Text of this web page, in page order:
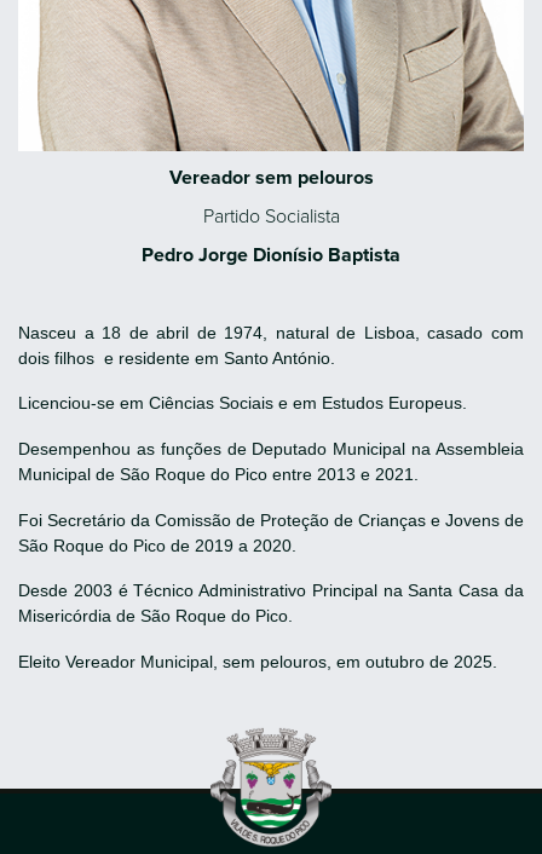
Vereador sem pelouros
Partido Socialista
Pedro Jorge Dionísio Baptista
Nasceu a 18 de abril de 1974, natural de Lisboa, casado com
dois filhos e residente em Santo António.
Licenciou-se em Ciências Sociais e em Estudos Europeus.
Desempenhou as funções de Deputado Municipal na Assembleia
Municipal de São Roque do Pico entre 2013 e 2021.
Foi Secretário da Comissão de Proteção de Crianças e Jovens de
São Roque do Pico de 2019 a 2020.
Desde 2003 é Técnico Administrativo Principal na Santa Casa da
Misericórdia de São Roque do Pico.
Eleito Vereador Municipal, sem pelouros, em outubro de 2025.